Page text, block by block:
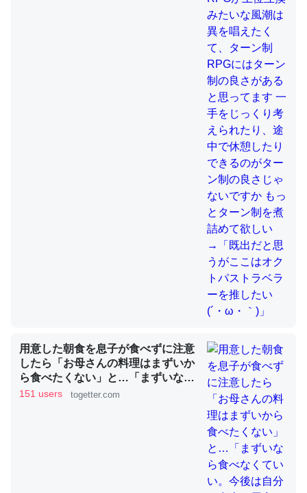
これを元に考えるとカルシウムを大量に使う脊椎動物と貝
類は苦労してるんだな…。腹足類だと殻を無くしてナメク
─ニュース :: 【研究発表】昆虫学の大問題＝「昆虫はなぜ海にいな
ウチもEchoを実家に置いて４年。でたまに覗いてる。ぼ
ちぼちRingも置こうかと画策中。あと、Googleマップで
位置情報を共有してる。電池残量や充電中かが分かるので
─たまにLINEするくらいだった遠方の父67歳と僕。ITツール導入で
コミュニケーションが劇的に変化した｜tayorini by LIFULL介護
ちょうど同じ理由でEcho Show 8を設定中でした。Prime
とかSpotifyを支払う孝行もできる。一生で親と会える残
り時間を日数にすると1週間とかの人が多いそうだけど、
それを実質100倍以上に伸ばす効果があるはず……
─たまにLINEするくらいだった遠方の父67歳と僕。ITツール導入で
コミュニケーションが劇的に変化した｜tayorini by LIFULL介護
用意した朝食を息子が食べずに注意
したら「お母さんの料理はまずいか
ら食べたくない」と…「まずいなら
食べなくていい。今後は自分で食事
151 users togetter.com